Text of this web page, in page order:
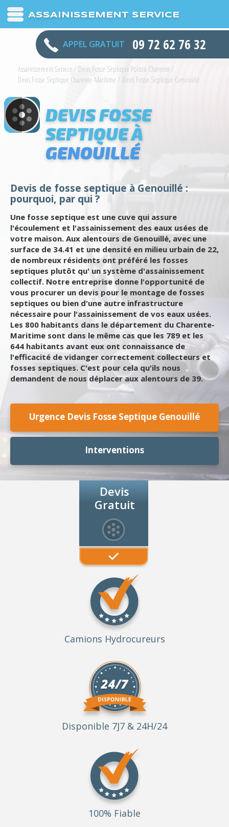
ASSAINISSEMENT SERVICE
APPEL GRATUIT 09 72 62 76 32
Assainissement Service / Devis Fosse Septique Poitou Charente /
Devis Fosse Septique Charente-Maritime / Devis Fosse Septique Genouillé
DEVIS FOSSE
SEPTIQUE À
GENOUILLÉ
Devis de fosse septique à Genouillé :
pourquoi, par qui ?
Une fosse septique est une cuve qui assure
l'écoulement et l'assainissement des eaux usées de
votre maison. Aux alentours de Genouillé, avec une
surface de 34.41 et une densité en milieu urbain de 22,
de nombreux résidents ont préféré les fosses
septiques plutôt qu' un système d'assainissement
collectif. Notre entreprise donne l'opportunité de
vous procurer un devis pour le montage de fosses
septiques ou bien d'une autre infrastructure
nécessaire pour l'assainissement de vos eaux usées.
Les 800 habitants dans le département du Charente-
Maritime sont dans le même cas que les 789 et les
644 habitants avant eux ont connaissance de
l'efficacité de vidanger correctement collecteurs et
fosses septiques. C'est pour cela qu'ils nous
demandent de nous déplacer aux alentours de 39.
Urgence Devis Fosse Septique Genouillé
Interventions
Devis
Gratuit
Camions Hydrocureurs
Disponible 7J7 & 24H/24
100% Fiable